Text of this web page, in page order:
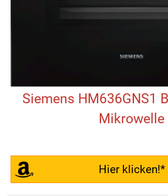
Siemens HM636GNS1
Mikrowelle
Hier klicken!*